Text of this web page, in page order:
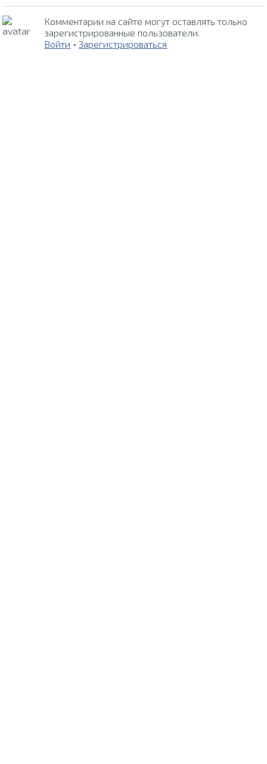
Комментарии на сайте могут оставлять только
зарегистрированные пользователи.
Войти •Зарегистрироваться